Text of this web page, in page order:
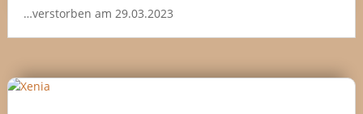
…verstorben am 29.03.2023